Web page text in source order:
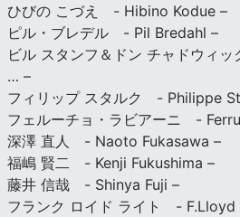
ひびの こづえ - Hibino Kodue –
ピル・ブレデル - Pil Bredahl –
ビル スタンフ＆ドン チャドウィ
… –
フィリップ スタルク - Philippe
フェルーチョ・ラビアーニ -
深澤 直人 - Naoto Fukasawa –
福嶋 賢二 - Kenji Fukushima –
藤井 信哉 - Shinya Fuji –
フランク ロイド ライト - F.Lloyd